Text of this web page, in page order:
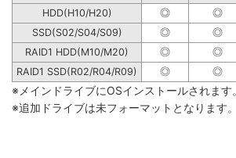
HDD(H10/H20)
◎ ◎
SSD(S02/S04/S09)
◎ ◎
RAID1 HDD(M10/M20)
◎ ◎
RAID1 SSD(R02/R04/R09)
◎ ◎
※メインドライブにOSインストールされま
※追加ドライブは未フォーマットとなります